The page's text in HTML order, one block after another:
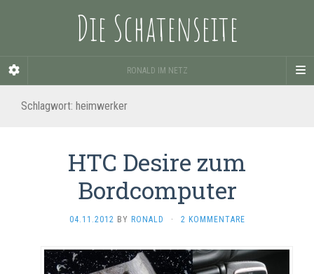
Die Schatenseite
RONALD IM NETZ
Schlagwort: heimwerker
HTC Desire zum
Bordcomputer
04.11.2012 BY RONALD · 2 KOMMENTARE